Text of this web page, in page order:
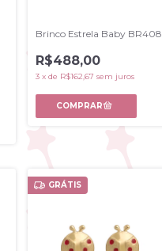
Brinco Estrela Baby BR408
R$488,00
3 x de R$162,67 sem juros
GRÁTIS